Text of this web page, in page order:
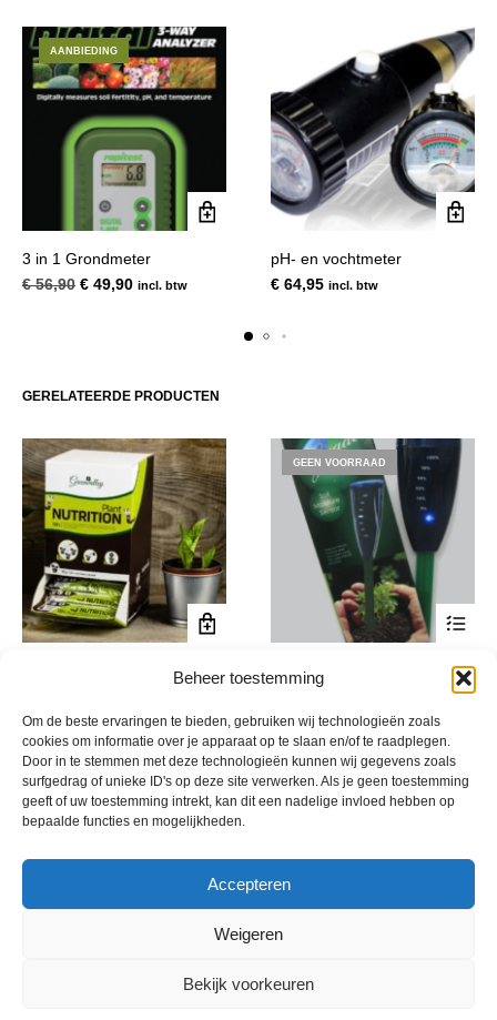
Beheer toestemming
Om de beste ervaringen te bieden, gebruiken wij technologieën zoals
cookies om informatie over je apparaat op te slaan en/of te raadplegen.
Door in te stemmen met deze technologieën kunnen wij gegevens zoals
surfgedrag of unieke ID's op deze site verwerken. Als je geen toestemming
geeft of uw toestemming intrekt, kan dit een nadelige invloed hebben op
bepaalde functies en mogelijkheden.
Accepteren
Weigeren
Bekijk voorkeuren
AANBIEDING
3 in 1 Grondmeter
€56,90 Oorspronkelijke
€ 49,90Huidige
incl. btw
pH- en vochtmeter
€ 64,95 incl. btw
GERELATEERDE PRODUCTEN
Organische wormenmest
GEEN VOORRAAD
Vochtsensor